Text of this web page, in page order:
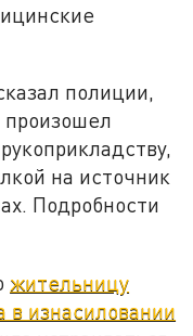
полиции,
произошел
на источник
Подробности
жительницу
в изнасиловании